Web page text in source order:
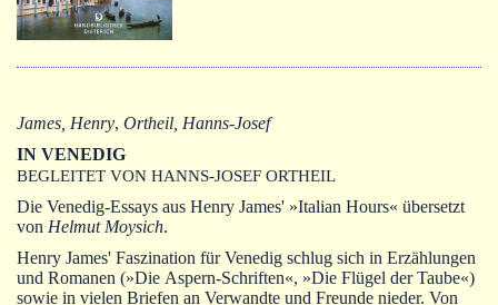
Bibliophilia
Warenkorb
James, Henry, Ortheil, Hanns-Josef
IN VENEDIG
BEGLEITET VON HANNS-JOSEF ORTHEIL
Die Venedig-Essays aus Henry James' »Italian Hours« übersetzt
von Helmut Moysich.
Henry James' Faszination für Venedig schlug sich in Erzählungen
und Romanen (»Die Aspern-Schriften«, »Die Flügel der Taube«)
sowie in vielen Briefen an Verwandte und Freunde nieder. Von